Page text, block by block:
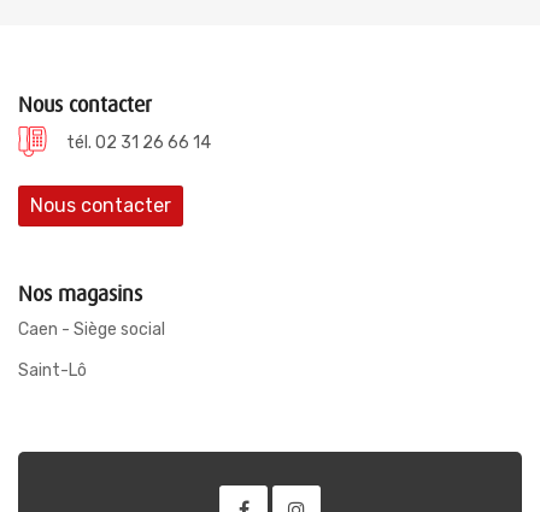
Nous contacter
tél. 02 31 26 66 14
Nous contacter
Nos magasins
Caen - Siège social
Saint-Lô